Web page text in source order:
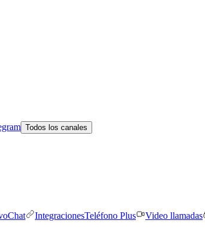
Todos los canales
IntegracionesTeléfono Plus Video llamadas